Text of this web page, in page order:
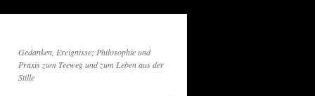
Gedanken, Ereignisse; Philosophie und
Praxis zum Teeweg und zum Leben aus der
Stille